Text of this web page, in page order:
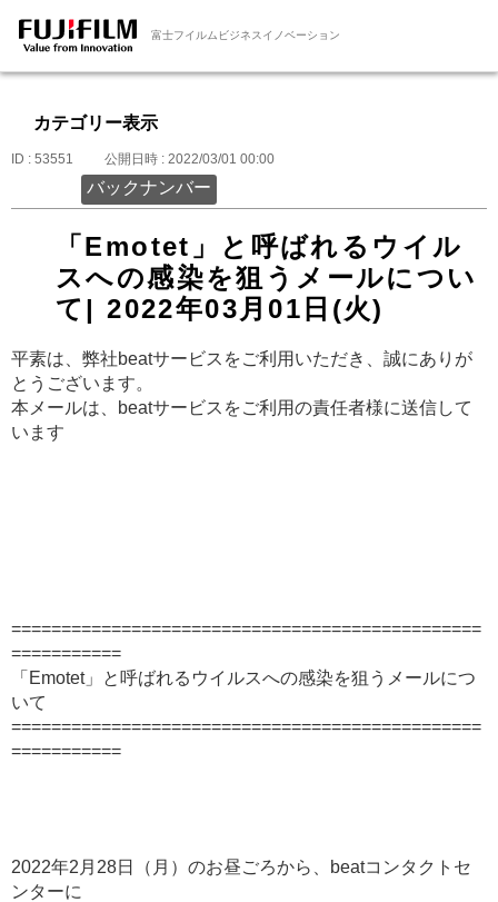
富士フイルムビジネスイノベーション
カテゴリー表示
ID : 53551 公開日時 : 2022/03/01 00:00
バックナンバー
「Emotet」と呼ばれるウイル
スへの感染を狙うメールについ
て| 2022年03月01日(火)
平素は、弊社beatサービスをご利用いただき、誠にありが
とうございます。
本メールは、beatサービスをご利用の責任者様に送信して
います
===============================================
===========
「Emotet」と呼ばれるウイルスへの感染を狙うメールにつ
いて
===============================================
===========
2022年2月28日（月）のお昼ごろから、beatコンタクトセ
ンターに